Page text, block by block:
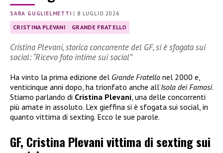
SARA GUGLIELMETTI | 8 LUGLIO 2026
CRISTINA PLEVANI GRANDE FRATELLO
Cristina Plevani, storica concorrente del GF, si è sfogata sui
social: “Ricevo foto intime sui social”
Ha vinto la prima edizione del Grande Fratello nel 2000 e,
venticinque anni dopo, ha trionfato anche all’Isola dei Famosi.
Stiamo parlando di Cristina Plevani , una delle concorrenti
più amate in assoluto. L’ex gieffina si è sfogata sui social, in
quanto vittima di sexting. Ecco le sue parole.
GF, Cristina Plevani vittima di sexting sui